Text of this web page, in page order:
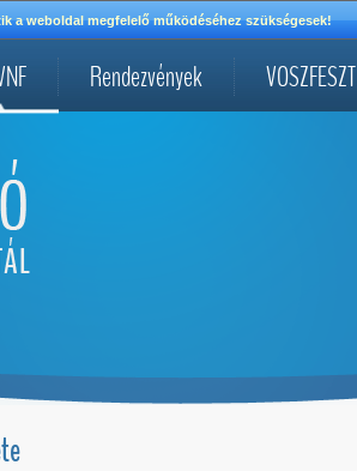
a weboldal megfelelő működéséhez szükségesek!
Rendezvények VOSZFESZT